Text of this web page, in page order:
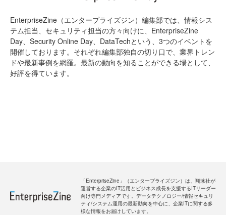
EnterpriseZine（エンタープライズジン）編集部では、情報シス
テム担当、セキュリティ担当の方々向けに、EnterpriseZine
Day、Security Online Day、DataTechという、3つのイベントを
開催しております。それぞれ編集部独自の切り口で、業界トレン
ドや最新事例を網羅。最新の動向を知ることができる場として、
好評を得ています。
「EnterpriseZine」（エンタープライズジン）は、翔泳社が
運営する企業のIT活用とビジネス成長を支援するITリーダー
向け専門メディアです。データテクノロジー/情報セキュリ
ティ/システム運用の最新動向を中心に、企業ITに関する多
様な情報をお届けしています。